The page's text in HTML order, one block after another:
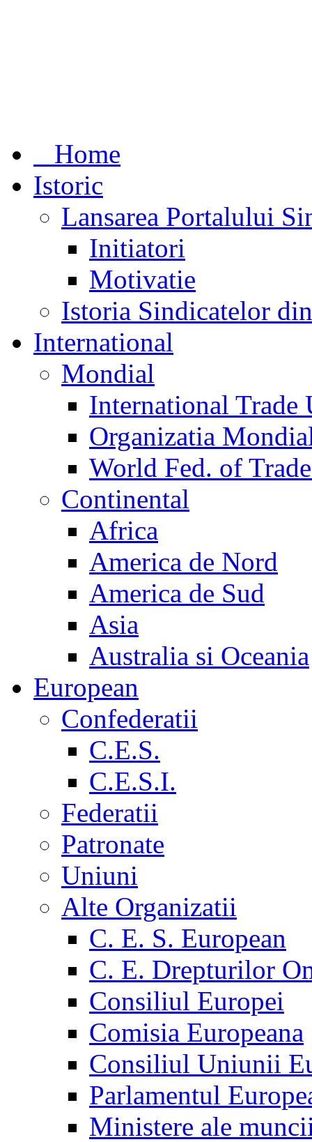
Home
Istoric
Lansarea Portalului
Initiatori
Motivatie
Istoria Sindicatelor
International
Mondial
International Trade
Organizatia
World Fed. of
Continental
Africa
America de Nord
America de Sud
Asia
Australia si Oceania
European
Confederatii
C.E.S.
C.E.S.I.
Federatii
Patronate
Uniuni
Alte Organizatii
C. E. S. European
C. E. Drepturilor
Consiliul Europei
Comisia Europeana
Consiliul Uniunii
Parlamentul
Ministere ale